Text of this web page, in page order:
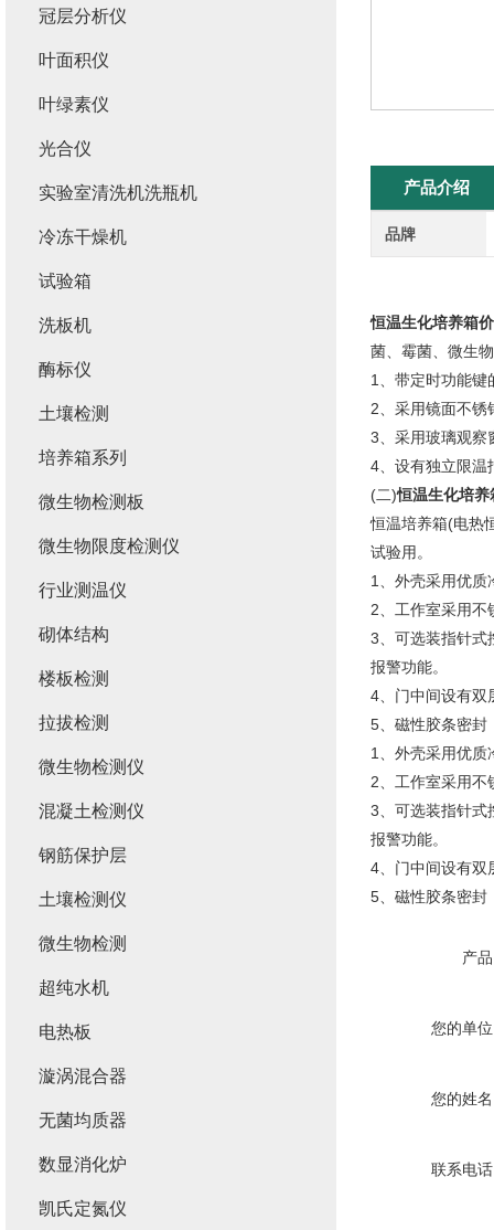
产品介绍
品牌
恒温生化培养箱
菌、霉菌、微生
1、带定时功能键
2、采用镜面不锈
3、采用玻璃观察
4、设有独立限温
(二)恒温生化培养
恒温培养箱(电热
试验用。
1、外壳采用优质
2、工作室采用不
3、可选装指针式
报警功能。
4、门中间设有双
5、磁性胶条密封
1、外壳采用优质
2、工作室采用不
3、可选装指针式
报警功能。
4、门中间设有双
5、磁性胶条密封
产
您的单
您的姓
联系电
冠层分析仪
叶面积仪
叶绿素仪
光合仪
实验室清洗机洗瓶机
冷冻干燥机
试验箱
洗板机
酶标仪
土壤检测
培养箱系列
微生物检测板
微生物限度检测仪
行业测温仪
砌体结构
楼板检测
拉拔检测
微生物检测仪
混凝土检测仪
钢筋保护层
土壤检测仪
微生物检测
超纯水机
电热板
漩涡混合器
无菌均质器
数显消化炉
凯氏定氮仪